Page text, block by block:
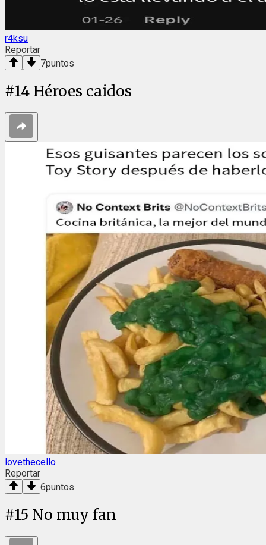
r4ksu
Reportar
7puntos
#14 Héroes caidos
lovethecello
Reportar
6puntos
#15 No muy fan